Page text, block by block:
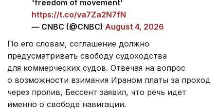
'freedom of movement'
https://t.co/va7Za2N7fN
— CNBC (@CNBC) August 4, 2026
По его словам, соглашение должно
предусматривать свободу судоходства
для коммерческих судов. Отвечая на вопрос
о возможности взимания Ираном платы за проход
через пролив, Бессент заявил, что речь идет
именно о свободе навигации.